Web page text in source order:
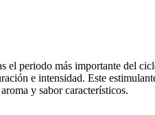
el periodo más importante del
e intensidad. Este
y sabor característicos.